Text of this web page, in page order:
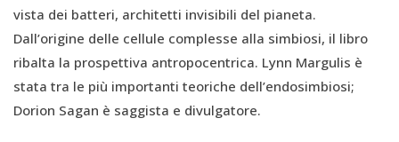
vista dei batteri, architetti invisibili del pianeta.
Dall’origine delle cellule complesse alla simbiosi, il libro
ribalta la prospettiva antropocentrica. Lynn Margulis è
stata tra le più importanti teoriche dell’endosimbiosi;
Dorion Sagan è saggista e divulgatore.